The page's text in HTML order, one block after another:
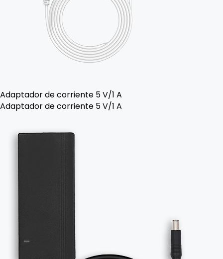
Adaptador de corriente 5 V/1 A
Adaptador de corriente 5 V/1 A